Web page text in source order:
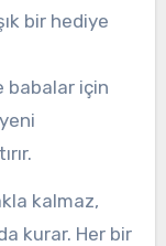
bir hediye
babalar için
kalmaz,
kurar. Her bir